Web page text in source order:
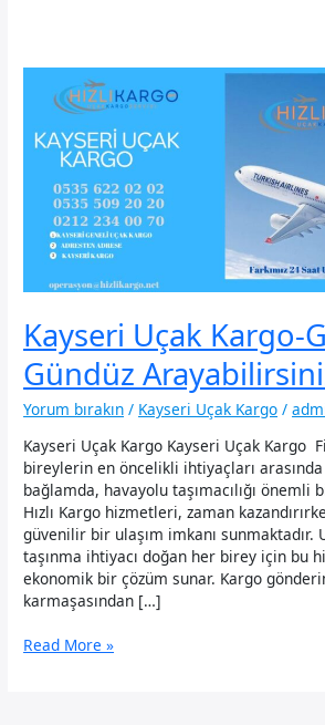
Kayseri Uçak Kargo-
Gündüz
Yorum bırakın / Kayseri Uçak Kargo /
Kayseri Uçak Kargo Kayseri Uçak Kargo
bireylerin en öncelikli ihtiyaçları
bağlamda, havayolu taşımacılığı önemli
Hızlı Kargo hizmetleri, zaman
güvenilir bir ulaşım imkanı sunmaktadır.
taşınma ihtiyacı doğan her birey için bu
ekonomik bir çözüm sunar. Kargo
karmaşasından […]
Kayseri
Read More »